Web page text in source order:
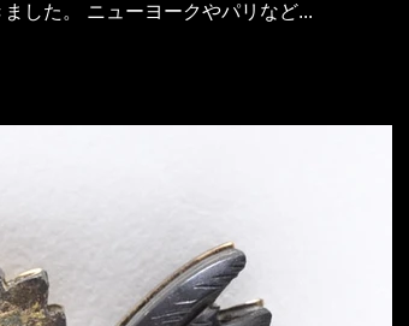
した。 ニューヨークやパリなど...